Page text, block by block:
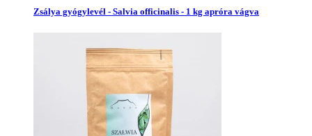
Zsálya gyógylevél - Salvia officinalis - 1 kg apróra vágva